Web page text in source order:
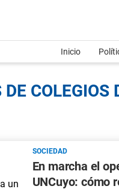
Inicio
COLEGIOS
SOCIEDAD
En marcha el
UNCuyo: cómo